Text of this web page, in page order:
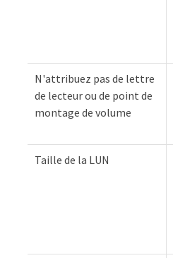
N'attribuez pas de lettre
de lecteur ou de point de
montage de volume
Taille de la LUN